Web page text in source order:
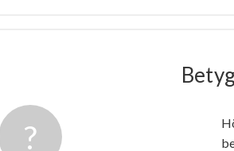
Betyg